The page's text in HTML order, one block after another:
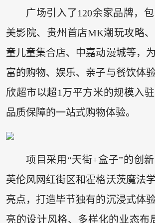
广场引入了120余家品牌，
美影院、贵州首店MK潮玩攻略
童儿童集合店、中嘉动漫城等，
富的购物、娱乐、亲子与餐饮体
欣超市以超1万平方米的规模入
品质保障的一站式购物体验。
项目采用“天街+盒子”的创
英伦风网红街区和霍格沃茨魔法
亮点，打造毕节独有的沉浸式体
亮的设计风格、多样化的业态布